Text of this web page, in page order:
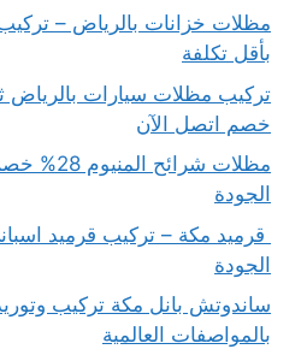
مظلات خزانات بالرياض –
بأقل تكلفة
خصم اتصل الآن
مظلات
الجودة
قرميد مكة – تركيب قرميد
الجودة
ساندوتش بانل مكة تركيب
بالمواصفات العالمية